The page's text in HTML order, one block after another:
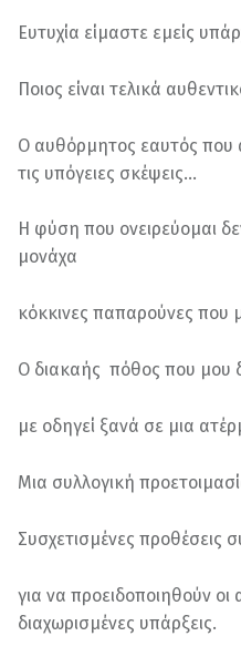
Ευτυχία είμαστε εμείς
Ποιος είναι τελικά
Ο αυθόρμητος εαυτός που
τις υπόγειες σκέψεις…
Η φύση που ονειρεύομαι
μονάχα
κόκκινες παπαρούνες που
Ο διακαής πόθος που μου
με οδηγεί ξανά σε μια
Μια συλλογική
Συσχετισμένες προθέσεις
για να προειδοποιηθούν
διαχωρισμένες υπάρξεις.